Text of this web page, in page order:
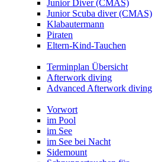
Junior Diver (CMAS)
Junior Scuba diver (CMAS)
Klabautermann
Piraten
Eltern-Kind-Tauchen
Terminplan Übersicht
Afterwork diving
Advanced Afterwork diving
Vorwort
im Pool
im See
im See bei Nacht
Sidemount